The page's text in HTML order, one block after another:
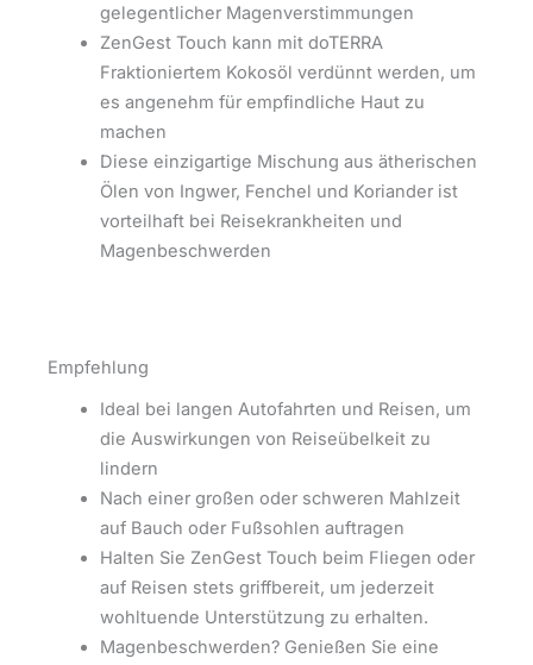
gelegentlicher Magenverstimmungen
ZenGest Touch kann mit doTERRA
Fraktioniertem Kokosöl verdünnt werden, um
es angenehm für empfindliche Haut zu
machen
Diese einzigartige Mischung aus ätherischen
Ölen von Ingwer, Fenchel und Koriander ist
vorteilhaft bei Reisekrankheiten und
Magenbeschwerden
Empfehlung
Ideal bei langen Autofahrten und Reisen, um
die Auswirkungen von Reiseübelkeit zu
lindern
Nach einer großen oder schweren Mahlzeit
auf Bauch oder Fußsohlen auftragen
Halten Sie ZenGest Touch beim Fliegen oder
auf Reisen stets griffbereit, um jederzeit
wohltuende Unterstützung zu erhalten.
Magenbeschwerden? Genießen Sie eine